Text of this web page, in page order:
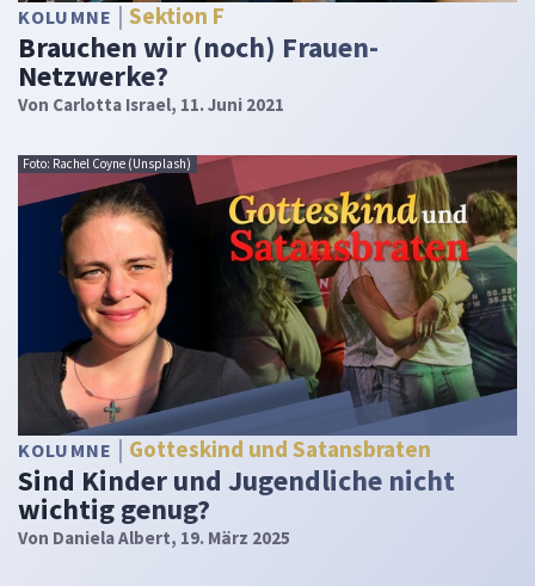
KOLUMNE Sektion F
Brauchen wir (noch) Frauen-
Netzwerke?
Von Carlotta Israel, 11. Juni 2021
Foto: Rachel Coyne (Unsplash)
KOLUMNE Gotteskind und Satansbraten
Sind Kinder und Jugendliche nicht
wichtig genug?
Von Daniela Albert, 19. März 2025